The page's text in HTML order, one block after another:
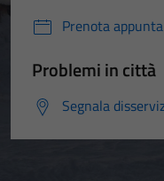
Prenota
Problemi in città
Segnala